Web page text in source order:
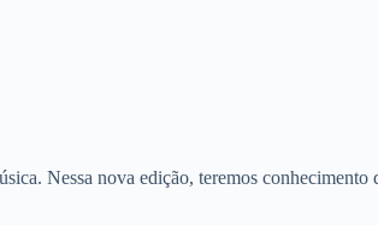
Nessa nova edição, teremos